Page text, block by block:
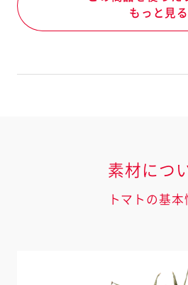
もっと見る
素材につ
トマトの基本